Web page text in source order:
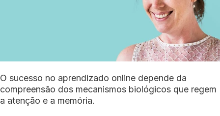
O sucesso no aprendizado online depende da
compreensão dos mecanismos biológicos que regem
a atenção e a memória.